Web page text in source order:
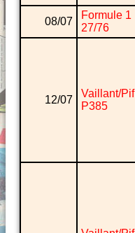
08/07
Formule 1
27/76
12/07
Vaillant/Pif
P385